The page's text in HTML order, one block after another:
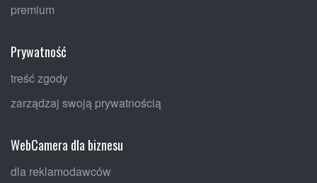
premium
Prywatność
treść zgody
zarządzaj swoją prywatnością
WebCamera dla biznesu
dla reklamodawców